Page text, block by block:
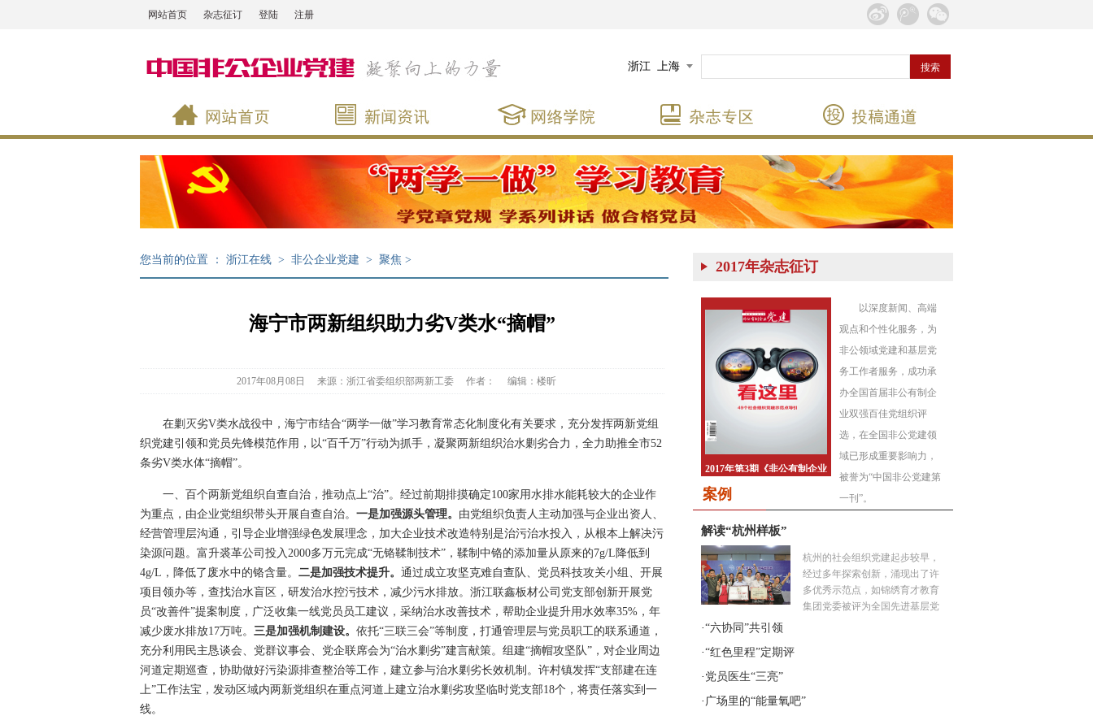
网站首页 杂志征订 登陆 注册
浙江 上海
您当前的位置 ： 浙江在线 > 非公企业党建 > 聚焦 >
海宁市两新组织助力劣V类水“摘帽”
2017年08月08日 来源：浙江省委组织部两新工委 作者： 编辑：楼昕
在剿灭劣V类水战役中，海宁市结合“两学一做”学习教育常态化制度化有关要求，充分发挥两新党组
织党建引领和党员先锋模范作用，以“百千万”行动为抓手，凝聚两新组织治水剿劣合力，全力助推全市52
条劣V类水体“摘帽”。
一、百个两新党组织自查自治，推动点上“治”。经过前期排摸确定100家用水排水能耗较大的企业作
为重点，由企业党组织带头开展自查自治。 一是加强源头管理。 由党组织负责人主动加强与企业出资人、
经营管理层沟通，引导企业增强绿色发展理念，加大企业技术改造特别是治污治水投入，从根本上解决污
染源问题。富升裘革公司投入2000多万元完成“无铬鞣制技术”，鞣制中铬的添加量从原来的7g/L降低到
4g/L，降低了废水中的铬含量。 二是加强技术提升。 通过成立攻坚克难自查队、党员科技攻关小组、开展
项目领办等，查找治水盲区，研发治水控污技术，减少污水排放。浙江联鑫板材公司党支部创新开展党
员“改善件”提案制度，广泛收集一线党员员工建议，采纳治水改善技术，帮助企业提升用水效率35%，年
减少废水排放17万吨。 三是加强机制建设。 依托“三联三会”等制度，打通管理层与党员职工的联系通道，
充分利用民主恳谈会、党群议事会、党企联席会为“治水剿劣”建言献策。组建“摘帽攻坚队”，对企业周边
河道定期巡查，协助做好污染源排查整治等工作，建立参与治水剿劣长效机制。许村镇发挥“支部建在连
上”工作法宝，发动区域内两新党组织在重点河道上建立治水剿劣攻坚临时党支部18个，将责任落实到一
线。
2017年杂志征订
以深度新闻、高端
观点和个性化服务，为
非公领域党建和基层党
务工作者服务，成功承
办全国首届非公有制企
业双强百佳党组织评
选，在全国非公党建领
域已形成重要影响力，
被誉为“中国非公党建第
一刊”。
2017年第3期《非公有制企业
2017年第4期《非公有制企业
党建》
2017年第5期《非公有制企业
党建》
案例
解读“杭州样板”
杭州的社会组织党建起步较早，
经过多年探索创新，涌现出了许
多优秀示范点，如锦绣育才教育
集团党委被评为全国先进基层党
·“六协同”共引领
·“红色里程”定期评
· 党员医生“三亮”
· 广场里的“能量氧吧”